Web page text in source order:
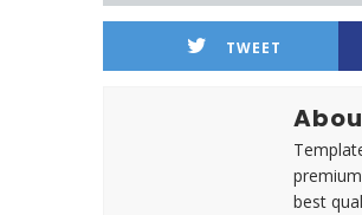
TWEET
best